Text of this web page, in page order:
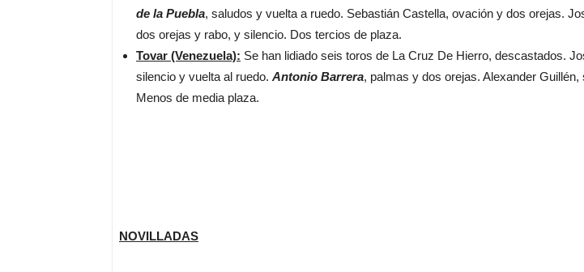
de la Puebla, saludos y vuelta a ruedo. Sebastián Castella, ovación y dos orejas.
dos orejas y rabo, y silencio. Dos tercios de plaza.
Tovar (Venezuela): Se han lidiado seis toros de La Cruz De Hierro, descastados.
silencio y vuelta al ruedo. Antonio Barrera, palmas y dos orejas. Alexander Guillén,
Menos de media plaza.
NOVILLADAS